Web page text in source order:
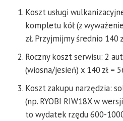
Koszt usługi
kompletu kół (z
zł. Przyjmijmy średnio 140
Roczny koszt serwisu: 2
(wiosna/jesień) x 140 zł =
Koszt zakupu narzędzia:
(np. RYOBI RIW18X w
to wydatek rzędu 600-